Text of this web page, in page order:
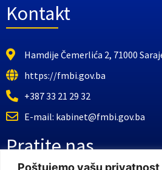
Poštujemo vašu privatnost
Kontakt
Hamdije Čemerlića 2, 71000
https://fmbi.gov.ba
+387 33 21 29 32
E-mail: kabinet@fmbi.gov.ba
Pratite nas